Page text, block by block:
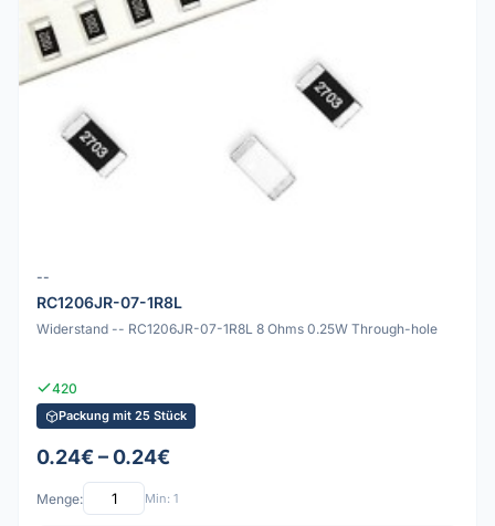
--
RC1206JR-07-1R8L
Widerstand -- RC1206JR-07-1R8L 8 Ohms 0.25W Through-hole
420
Packung mit 25 Stück
0.24€ – 0.24€
Menge: Min: 1